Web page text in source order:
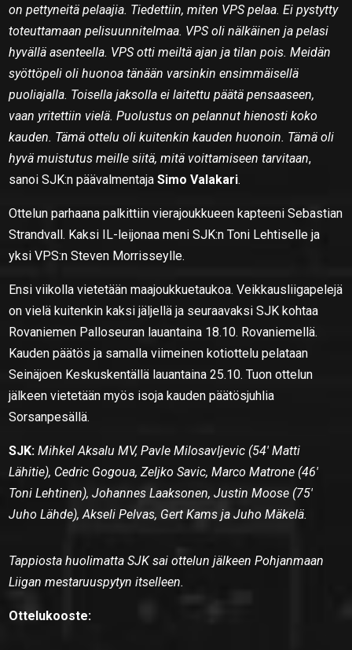
on pettyneitä pelaajia. Tiedettiin, miten VPS pelaa. Ei pystytty
toteuttamaan pelisuunnitelmaa. VPS oli nälkäinen ja pelasi
hyvällä asenteella. VPS otti meiltä ajan ja tilan pois. Meidän
syöttöpeli oli huonoa tänään varsinkin ensimmäisellä
puoliajalla. Toisella jaksolla ei laitettu päätä pensaaseen,
vaan yritettiin vielä. Puolustus on pelannut hienosti koko
kauden. Tämä ottelu oli kuitenkin kauden huonoin. Tämä oli
hyvä muistutus meille siitä, mitä voittamiseen tarvitaan,
sanoi SJK:n päävalmentajaSimo Valakari.
Ottelun parhaana palkittiin vierajoukkueen kapteeni Sebastian
Strandvall. Kaksi IL-leijonaa meni SJK:n Toni Lehtiselle ja
yksi VPS:n Steven Morrisseylle.
Ensi viikolla vietetään maajoukkuetaukoa. Veikkausliigapelejä
on vielä kuitenkin kaksi jäljellä ja seuraavaksi SJK kohtaa
Rovaniemen Palloseuran lauantaina 18.10. Rovaniemellä.
Kauden päätös ja samalla viimeinen kotiottelu pelataan
Seinäjoen Keskuskentällä lauantaina 25.10. Tuon ottelun
jälkeen vietetään myös isoja kauden päätösjuhlia
Sorsanpesällä.
SJK: Mihkel Aksalu MV, Pavle Milosavljevic (54′ Matti
Lähitie), Cedric Gogoua, Zeljko Savic, Marco Matrone (46′
Toni Lehtinen), Johannes Laaksonen, Justin Moose (75′
Juho Lähde), Akseli Pelvas, Gert Kams ja Juho Mäkelä.
Tappiosta huolimatta SJK sai ottelun jälkeen Pohjanmaan
Liigan mestaruuspytyn itselleen.
Ottelukooste: